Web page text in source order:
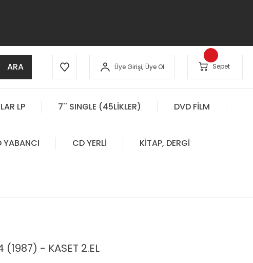
ARA Üye Girişi, Üye Ol Sepet
LP 7'' SINGLE (45LİKLER) DVD FİLM
YABANCI CD YERLİ KİTAP, DERGİ
(1987) - KASET 2.EL